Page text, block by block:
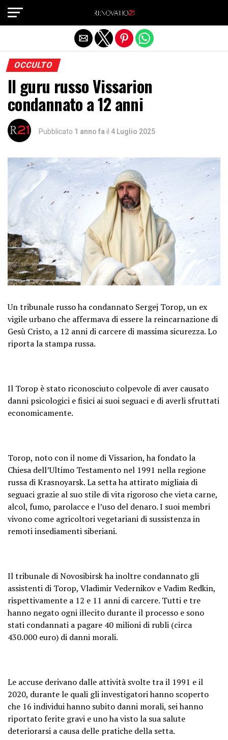
OCCULTO
Il guru russo Vissarion
condannato a 12 anni
Pubblicato 1 anno fa il 4 Luglio 2025
Un tribunale russo ha condannato Sergej Torop, un ex
vigile urbano che affermava di essere la reincarnazione di
Gesù Cristo, a 12 anni di carcere di massima sicurezza. Lo
riporta la stampa russa.
Il Torop è stato riconosciuto colpevole di aver causato
danni psicologici e fisici ai suoi seguaci e di averli sfruttati
economicamente.
Torop, noto con il nome di Vissarion, ha fondato la
Chiesa dell’Ultimo Testamento nel 1991 nella regione
russa di Krasnoyarsk. La setta ha attirato migliaia di
seguaci grazie al suo stile di vita rigoroso che vieta carne,
alcol, fumo, parolacce e l’uso del denaro. I suoi membri
vivono come agricoltori vegetariani di sussistenza in
remoti insediamenti siberiani.
Il tribunale di Novosibirsk ha inoltre condannato gli
assistenti di Torop, Vladimir Vedernikov e Vadim Redkin,
rispettivamente a 12 e 11 anni di carcere. Tutti e tre
hanno negato ogni illecito durante il processo e sono
stati condannati a pagare 40 milioni di rubli (circa
430.000 euro) di danni morali.
Le accuse derivano dalle attività svolte tra il 1991 e il
2020, durante le quali gli investigatori hanno scoperto
che 16 individui hanno subito danni morali, sei hanno
riportato ferite gravi e uno ha visto la sua salute
deteriorarsi a causa delle pratiche della setta.
Exit mobile version